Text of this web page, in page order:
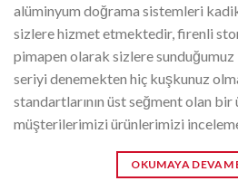
alüminyum doğrama sistemleri
sizlere hizmet etmektedir, firenli
pimapen olarak sizlere
seriyi denemekten hiç kuşkunuz
standartlarının üst seğment olan
müşterilerimizi ürünlerimizi
OKUMAYA DEVAM